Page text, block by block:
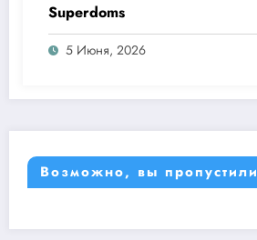
Superdoms
5 Июня, 2026
Возможно, вы пропустили